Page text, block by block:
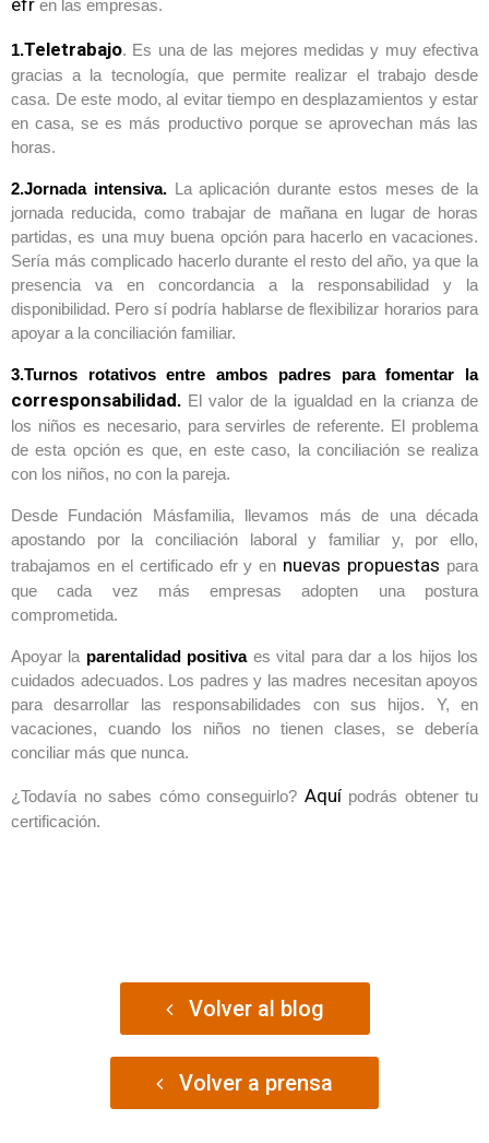
en las empresas.
1.Teletrabajo. Es una de las mejores medidas y muy efectiva
gracias a la tecnología, que permite realizar el trabajo desde
casa. De este modo, al evitar tiempo en desplazamientos y estar
en casa, se es más productivo porque se aprovechan más las
horas.
2.Jornada intensiva.La aplicación durante estos meses de la
jornada reducida, como trabajar de mañana en lugar de horas
partidas, es una muy buena opción para hacerlo en vacaciones.
Sería más complicado hacerlo durante el resto del año, ya que la
presencia va en concordancia a la responsabilidad y la
disponibilidad. Pero sí podría hablarse de flexibilizar horarios para
apoyar a la conciliación familiar.
3.Turnos rotativos entre ambos padres para fomentar la
corresponsabilidad. El valor de la igualdad en la crianza de
los niños es necesario, para servirles de referente. El problema
de esta opción es que, en este caso, la conciliación se realiza
con los niños, no con la pareja.
Desde Fundación Másfamilia, llevamos más de una década
apostando por la conciliación laboral y familiar y, por ello,
trabajamos en el certificado efr y en nuevas propuestas para
que cada vez más empresas adopten una postura
comprometida.
Apoyar la parentalidad positivaes vital para dar a los hijos los
cuidados adecuados. Los padres y las madres necesitan apoyos
para desarrollar las responsabilidades con sus hijos. Y, en
vacaciones, cuando los niños no tienen clases, se debería
conciliar más que nunca.
¿Todavía no sabes cómo conseguirlo? Aquí podrás obtener tu
certificación.
Volver al blog
Volver a prensa